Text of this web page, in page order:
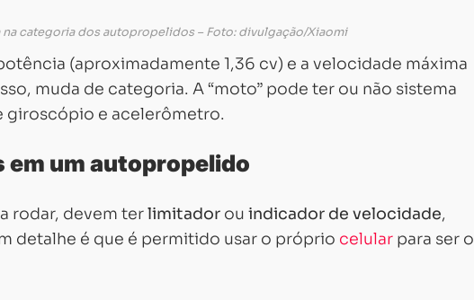
categoria dos autopropelidos – Foto: divulgação/Xiaomi
(aproximadamente 1,36 cv) e a velocidade máxima
muda de categoria. A “moto” pode ter ou não sistema
giroscópio e acelerômetro.
um autopropelido
rodar, devem terlimitador ou indicador de velocidade,
detalhe é que é permitido usar o próprio celular para ser o